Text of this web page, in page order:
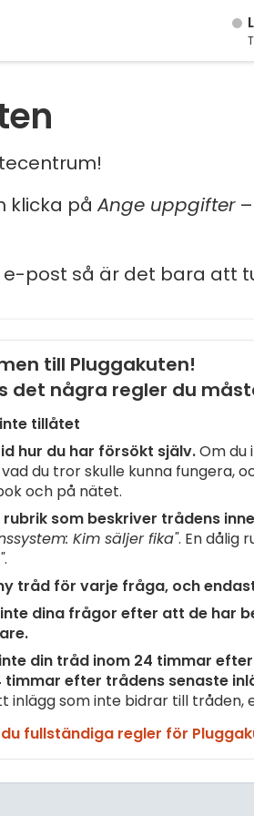
klicka påAnge uppgifter–
post så är det bara att
till Pluggakuten!
det några regler du
tillåtet
hur du har försökt själv.Om du
du tror skulle kunna fungera,
och på nätet.
rubrik som beskriver trådens
Kim säljer fika". En dålig
.
tråd för varje fråga, och
dina frågor efter att de har
din tråd inom 24 timmar
timmar efter trådens senaste
inlägg som inte bidrar till tråden,
fullständiga regler för